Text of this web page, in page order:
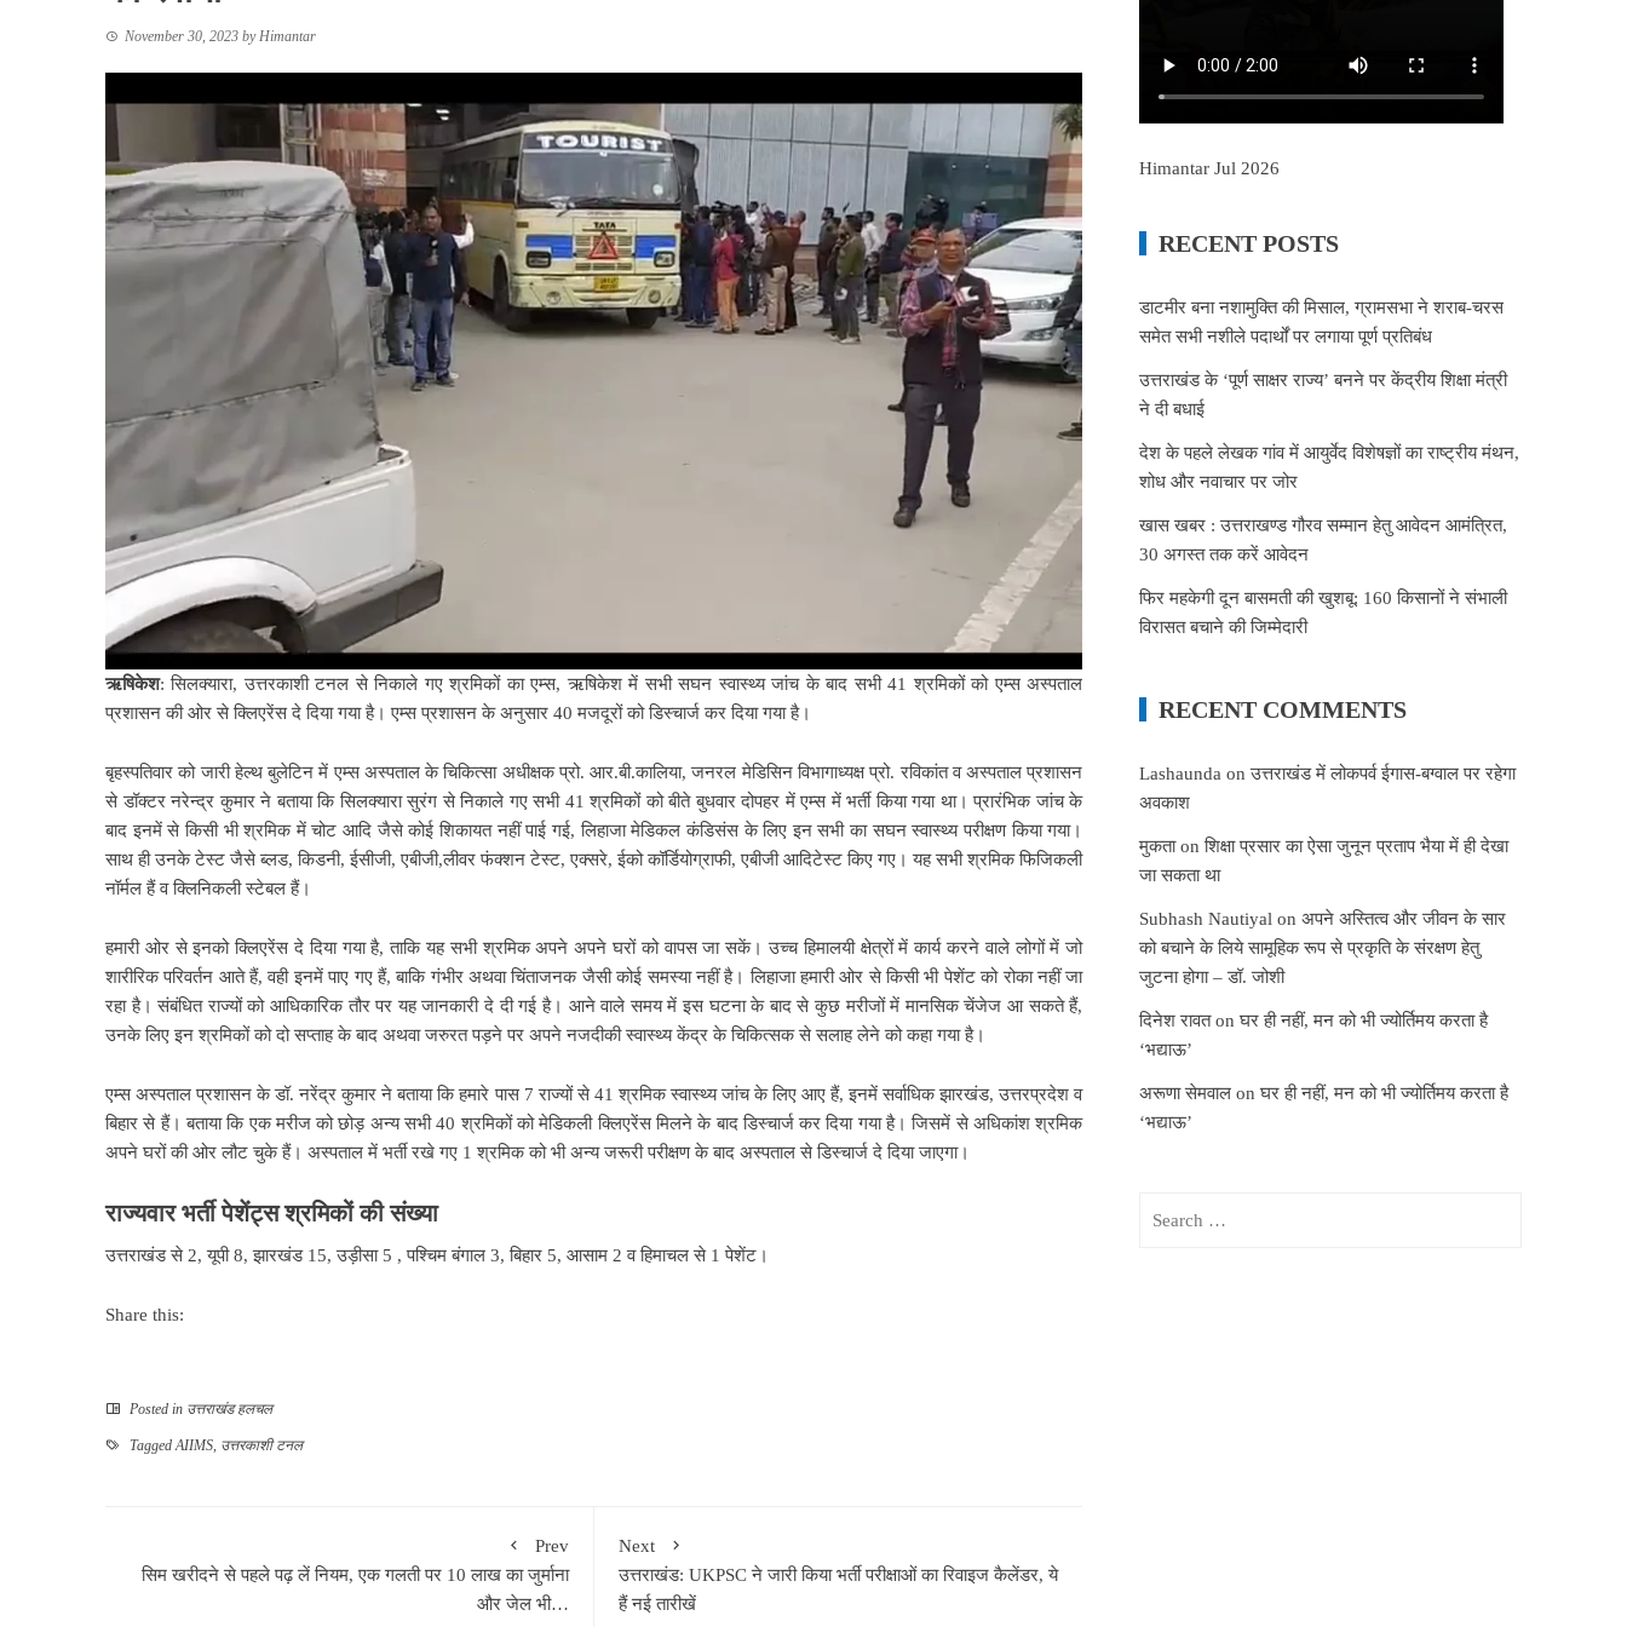
November 30, 2023 byHimantar
ऋषिकेश: सिलक्यारा, उत्तरकाशी टनल से निकाले गए श्रमिकों का एम्स, ऋषिकेश में सभी सघन स्वास्थ्य जांच के बाद सभी 41 श्रमिकों को एम्स अस्पताल
प्रशासन की ओर से क्लिएरेंस दे दिया गया है। एम्स प्रशासन के अनुसार 40 मजदूरों को डिस्चार्ज कर दिया गया है।
बृहस्पतिवार को जारी हेल्थ बुलेटिन में एम्स अस्पताल के चिकित्सा अधीक्षक प्रो. आर.बी.कालिया, जनरल मेडिसिन विभागाध्यक्ष प्रो. रविकांत व अस्पताल प्रशासन
से डॉक्टर नरेन्द्र कुमार ने बताया कि सिलक्यारा सुरंग से निकाले गए सभी 41 श्रमिकों को बीते बुधवार दोपहर में एम्स में भर्ती किया गया था। प्रारंभिक जांच के
बाद इनमें से किसी भी श्रमिक में चोट आदि जैसे कोई शिकायत नहीं पाई गई, लिहाजा मेडिकल कंडिसंस के लिए इन सभी का सघन स्वास्थ्य परीक्षण किया गया।
साथ ही उनके टेस्ट जैसे ब्लड, किडनी, ईसीजी, एबीजी,लीवर फंक्शन टेस्ट, एक्सरे, ईको कॉर्डियोग्राफी, एबीजी आदिटेस्ट किए गए। यह सभी श्रमिक फिजिकली
नॉर्मल हैं व क्लिनिकली स्टेबल हैं।
हमारी ओर से इनको क्लिएरेंस दे दिया गया है, ताकि यह सभी श्रमिक अपने अपने घरों को वापस जा सकें। उच्च हिमालयी क्षेत्रों में कार्य करने वाले लोगों में जो
शारीरिक परिवर्तन आते हैं, वही इनमें पाए गए हैं, बाकि गंभीर अथवा चिंताजनक जैसी कोई समस्या नहीं है। लिहाजा हमारी ओर से किसी भी पेशेंट को रोका नहीं जा
रहा है। संबंधित राज्यों को आधिकारिक तौर पर यह जानकारी दे दी गई है। आने वाले समय में इस घटना के बाद से कुछ मरीजों में मानसिक चेंजेज आ सकते हैं,
उनके लिए इन श्रमिकों को दो सप्ताह के बाद अथवा जरुरत पड़ने पर अपने नजदीकी स्वास्थ्य केंद्र के चिकित्सक से सलाह लेने को कहा गया है।
एम्स अस्पताल प्रशासन के डॉ. नरेंद्र कुमार ने बताया कि हमारे पास 7 राज्यों से 41 श्रमिक स्वास्थ्य जांच के लिए आए हैं, इनमें सर्वाधिक झारखंड, उत्तरप्रदेश व
बिहार से हैं। बताया कि एक मरीज को छोड़ अन्य सभी 40 श्रमिकों को मेडिकली क्लिएरेंस मिलने के बाद डिस्चार्ज कर दिया गया है। जिसमें से अधिकांश श्रमिक
अपने घरों की ओर लौट चुके हैं। अस्पताल में भर्ती रखे गए 1 श्रमिक को भी अन्य जरूरी परीक्षण के बाद अस्पताल से डिस्चार्ज दे दिया जाएगा।
राज्यवार भर्ती पेशेंट्स श्रमिकों की संख्या
उत्तराखंड से 2, यूपी 8, झारखंड 15, उड़ीसा 5 , पश्चिम बंगाल 3, बिहार 5, आसाम 2 व हिमाचल से 1 पेशेंट।
Share this:
Posted in उत्तराखंड हलचल
TaggedAIIMS, उत्तरकाशी टनल
Prev
सिम खरीदने से पहले पढ़ लें नियम, एक गलती पर 10 लाख का जुर्माना
और जेल भी…
Next
उत्तराखंड: UKPSC ने जारी किया भर्ती परीक्षाओं का रिवाइज कैलेंडर, ये
हैं नई तारीखें
Himantar Jul 2026
RECENT POSTS
डाटमीर बना नशामुक्ति की मिसाल, ग्रामसभा ने शराब-चरस
समेत सभी नशीले पदार्थों पर लगाया पूर्ण प्रतिबंध
उत्तराखंड के ‘पूर्ण साक्षर राज्य’ बनने पर केंद्रीय शिक्षा मंत्री
ने दी बधाई
देश के पहले लेखक गांव में आयुर्वेद विशेषज्ञों का राष्ट्रीय मंथन,
शोध और नवाचार पर जोर
खास खबर : उत्तराखण्ड गौरव सम्मान हेतु आवेदन आमंत्रित,
30 अगस्त तक करें आवेदन
फिर महकेगी दून बासमती की खुशबू: 160 किसानों ने संभाली
विरासत बचाने की जिम्मेदारी
RECENT COMMENTS
Lashaunda onउत्तराखंड में लोकपर्व ईगास-बग्वाल पर रहेगा
अवकाश
मुकताonशिक्षा प्रसार का ऐसा जुनून प्रताप भैया में ही देखा
जा सकता था
Subhash Nautiyal onअपने अस्तित्व और जीवन के सार
को बचाने के लिये सामूहिक रूप से प्रकृति के संरक्षण हेतु
जुटना होगा – डॉ. जोशी
दिनेश रावतonघर ही नहीं, मन को भी ज्योर्तिमय करता है
‘भद्याऊ’
अरूणा सेमवाल onघर ही नहीं, मन को भी ज्योर्तिमय करता है
‘भद्याऊ’